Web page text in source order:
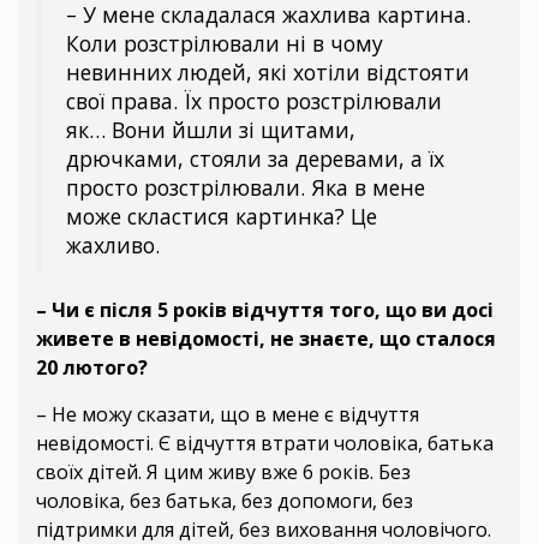
– У мене складалася жахлива картина.
Коли розстрілювали ні в чому
невинних людей, які хотіли відстояти
свої права. Їх просто розстрілювали
як… Вони йшли зі щитами,
дрючками, стояли за деревами, а їх
просто розстрілювали. Яка в мене
може скластися картинка? Це
жахливо.
– Чи є після 5 років відчуття того, що ви досі
живете в невідомості, не знаєте, що сталося
20 лютого?
– Не можу сказати, що в мене є відчуття
невідомості. Є відчуття втрати чоловіка, батька
своїх дітей. Я цим живу вже 6 років. Без
чоловіка, без батька, без допомоги, без
підтримки для дітей, без виховання чоловічого.